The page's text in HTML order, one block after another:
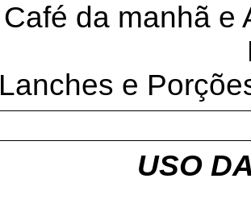
Café da manhã e
Lanches e
USO